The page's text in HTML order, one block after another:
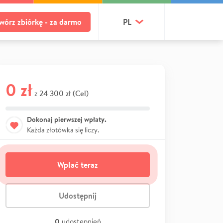
zbiórkę - za darmo PL
0 zł z 24 300 zł (Cel)
Dokonaj pierwszej wpłaty.
Każda złotówka się liczy.
Wpłać teraz
Udostępnij